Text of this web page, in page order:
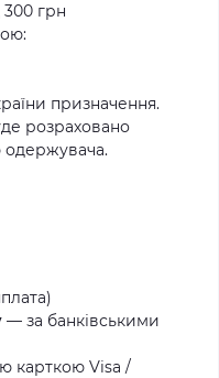
300 грн
призначення.
розраховано
одержувача.
— за банківськими
карткою Visa /